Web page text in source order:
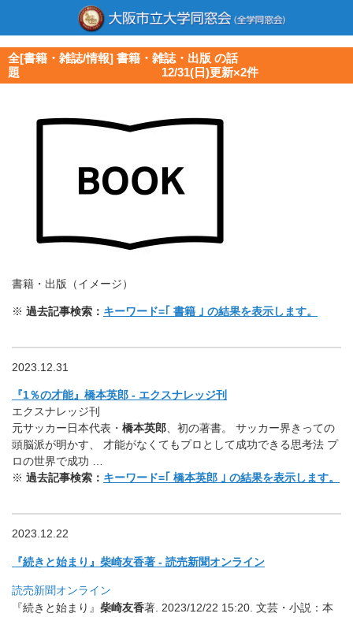
全[書籍・雑誌/情報] 書籍・雑誌・出版 の話
題 12/31(日)更新×2件
書籍・出版（イメージ）
※ 過去記事検索： キーワード=｢ 書籍 ｣ の結果を表示します。
2023.12.31
『1％の才能』橋本英郎 - エクスナレッジ刊
エクスナレッジ刊
元サッカー日本代表・ 橋本英郎 、初の著書。 サッカー界きっての
頭脳派が明かす、 才能がなくてもプロとして成功できる思考法 プ
ロの世界で成功 …
※ 過去記事検索： キーワード=｢ 橋本英郎 ｣ の結果を表示します。
2023.12.22
『続きと始まり』柴崎友香著 - 読売新聞オンライン
読売新聞オンライン
『続きと始まり』 柴崎友香著. 2023/12/22 15:20. 文芸・小説：本